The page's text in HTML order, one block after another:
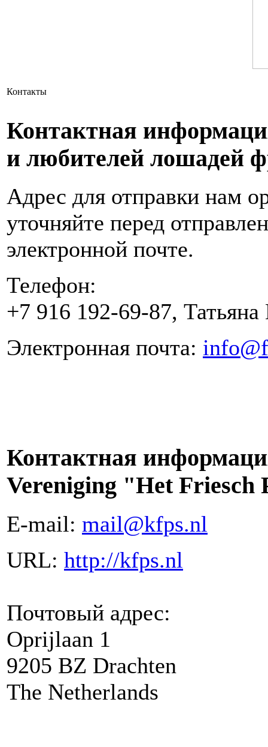
Контакты
Контактная
и любителей лошадей
Адрес для отправки нам
уточняйте перед
электронной почте.
Телефон:
+7 916 192-69-87,
Электронная почта:
Контактная
Vereniging "Het Friesch
E-mail: mail@kfps.nl
URL: http://kfps.nl
Почтовый адрес:
Oprijlaan 1
9205 BZ Drachten
The Netherlands